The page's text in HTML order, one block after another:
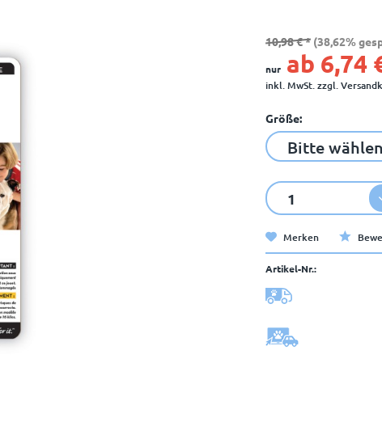
10,98 € * (38,62%
nur ab 6,74
inkl. MwSt.zzgl.
Größe:
Merken
Artikel-Nr.: